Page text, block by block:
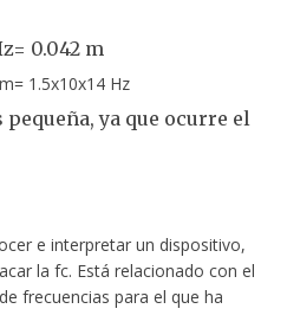
0.042 m
1.5x10x14 Hz
ya que ocurre el
e interpretar un dispositivo,
la fc. Está relacionado con el
frecuencias para el que ha